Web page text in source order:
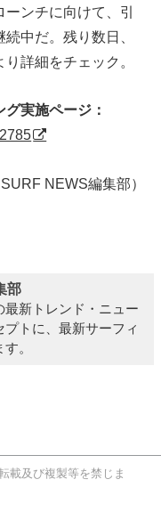
ンチに向けて、引
中だ。残り数日、
詳細をチェック。
グ実施ページ：
SURF NEWS編集部）
部
最新トレンド・ニュー
トに、最新サーフィ
。
載及び複製等を禁じま